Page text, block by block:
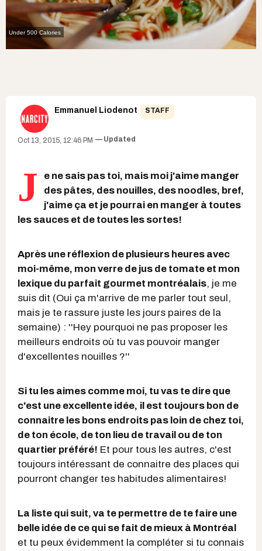
Under 500 Calories
Emmanuel Liodenot STAFF
Oct 13, 2015, 12:46 PM Updated
J
e ne sais pas toi, mais moi j'aime manger
des pâtes, des nouilles, des noodles, bref,
j'aime ça et je pourrai en manger à toutes
les sauces et de toutes les sortes!
Après une réflexion de plusieurs heures avec
moi-même, mon verre de jus de tomate et mon
lexique du parfait gourmet montréalais, je me
suis dit (Oui ça m'arrive de me parler tout seul,
mais je te rassure juste les jours paires de la
semaine) : ''Hey pourquoi ne pas proposer les
meilleurs endroits où tu vas pouvoir manger
d'excellentes nouilles ?''
Si tu les aimes comme moi, tu vas te dire que
c'est une excellente idée, il est toujours bon de
connaitre les bons endroits pas loin de chez toi,
de ton école, de ton lieu de travail ou de ton
quartier préféré! Et pour tous les autres, c'est
toujours intéressant de connaitre des places qui
pourront changer tes habitudes alimentaires!
La liste qui suit, va te permettre de te faire une
belle idée de ce qui se fait de mieux à Montréal
et tu peux évidemment la compléter si tu connais